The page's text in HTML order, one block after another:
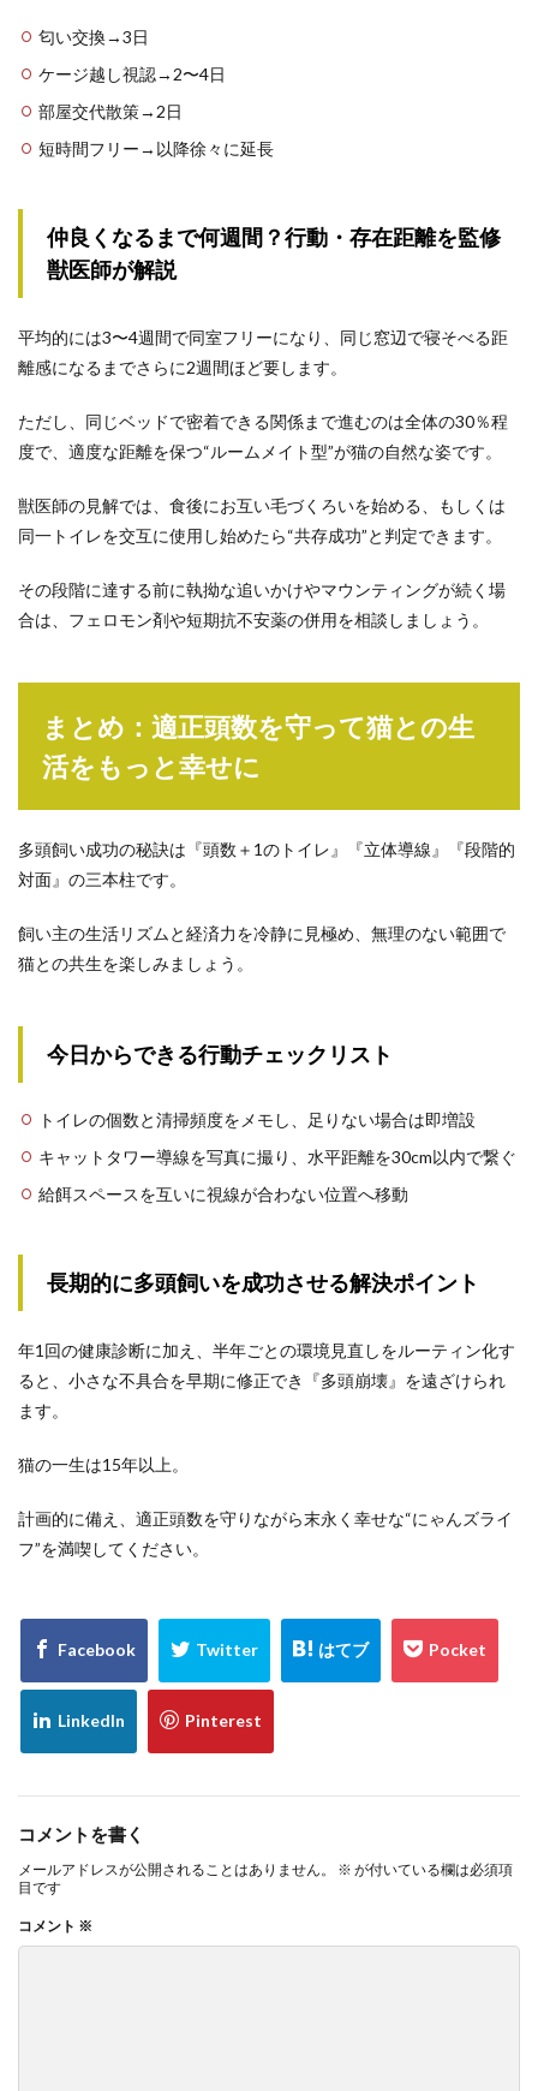
匂い交換→3日
ケージ越し視認→2〜4日
部屋交代散策→2日
短時間フリー→以降徐々に延長
仲良くなるまで何週間？行動・存在距離を監修
獣医師が解説
平均的には3〜4週間で同室フリーになり、同じ窓辺で寝そべる距
離感になるまでさらに2週間ほど要します。
ただし、同じベッドで密着できる関係まで進むのは全体の30％程
度で、適度な距離を保つ“ルームメイト型”が猫の自然な姿です。
獣医師の見解では、食後にお互い毛づくろいを始める、もしくは
同一トイレを交互に使用し始めたら“共存成功”と判定できます。
その段階に達する前に執拗な追いかけやマウンティングが続く場
合は、フェロモン剤や短期抗不安薬の併用を相談しましょう。
まとめ：適正頭数を守って猫との生
活をもっと幸せに
多頭飼い成功の秘訣は『頭数＋1のトイレ』『立体導線』『段階的
対面』の三本柱です。
飼い主の生活リズムと経済力を冷静に見極め、無理のない範囲で
猫との共生を楽しみましょう。
今日からできる行動チェックリスト
トイレの個数と清掃頻度をメモし、足りない場合は即増設
キャットタワー導線を写真に撮り、水平距離を30cm以内で繋ぐ
給餌スペースを互いに視線が合わない位置へ移動
長期的に多頭飼いを成功させる解決ポイント
年1回の健康診断に加え、半年ごとの環境見直しをルーティン化す
ると、小さな不具合を早期に修正でき『多頭崩壊』を遠ざけられ
ます。
猫の一生は15年以上。
計画的に備え、適正頭数を守りながら末永く幸せな“にゃんズライ
フ”を満喫してください。
コメントを書く
メールアドレスが公開されることはありません。 ※ が付いている欄は必須項
目です
コメント ※